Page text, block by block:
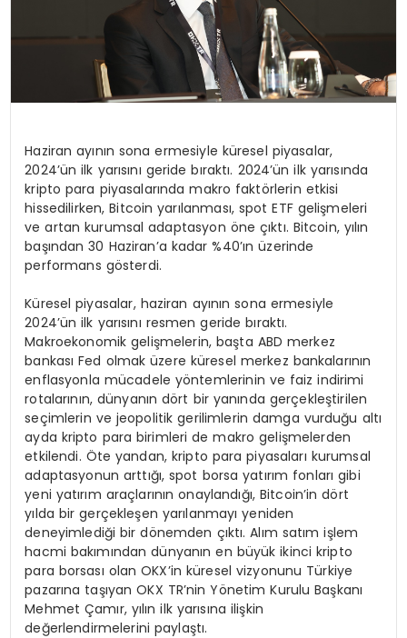
Haziran ayının sona ermesiyle küresel piyasalar,
2024’ün ilk yarısını geride bıraktı. 2024’ün ilk yarısında
kripto para piyasalarında makro faktörlerin etkisi
hissedilirken, Bitcoin yarılanması, spot ETF gelişmeleri
ve artan kurumsal adaptasyon öne çıktı. Bitcoin, yılın
başından 30 Haziran’a kadar %40’ın üzerinde
performans gösterdi.
Küresel piyasalar, haziran ayının sona ermesiyle
2024’ün ilk yarısını resmen geride bıraktı.
Makroekonomik gelişmelerin, başta ABD merkez
bankası Fed olmak üzere küresel merkez bankalarının
enflasyonla mücadele yöntemlerinin ve faiz indirimi
rotalarının, dünyanın dört bir yanında gerçekleştirilen
seçimlerin ve jeopolitik gerilimlerin damga vurduğu altı
ayda kripto para birimleri de makro gelişmelerden
etkilendi. Öte yandan, kripto para piyasaları kurumsal
adaptasyonun arttığı, spot borsa yatırım fonları gibi
yeni yatırım araçlarının onaylandığı, Bitcoin’in dört
yılda bir gerçekleşen yarılanmayı yeniden
deneyimlediği bir dönemden çıktı. Alım satım işlem
hacmi bakımından dünyanın en büyük ikinci kripto
para borsası olan OKX’in küresel vizyonunu Türkiye
pazarına taşıyan OKX TR’nin Yönetim Kurulu Başkanı
Mehmet Çamır, yılın ilk yarısına ilişkin
değerlendirmelerini paylaştı.